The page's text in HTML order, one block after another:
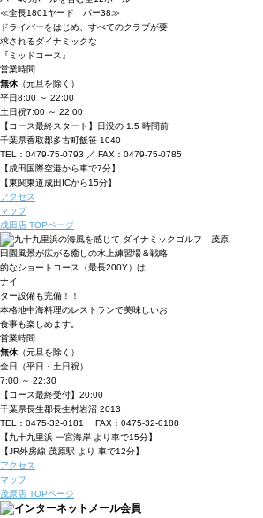
≪全長1801ヤード パー38≫
ドライバーをはじめ、すべてのクラブが要
求されるダイナミックな
『ミッドコース』
営業時間
無休 （元旦を除く）
平日8:00 ～ 22:00
土日祝7:00 ～ 22:00
【コース最終スタート】日没の 1.5 時間前
千葉県香取郡多古町飯笹 1040
TEL：0479-75-0793 ／ FAX：0479-75-0785
【成田国際空港から車で7分】
【東関東道成田ICから15分】
アクセス
マップ
成田店 TOPページ
田園風景が広がる癒しの水上練習場＆戦略
的なショートコース（最長200Y）は
ナイ
ター設備も完備！！
本格地中海料理のレストランで美味しいお
食事も楽しめます。
営業時間
無休 （元旦を除く）
全日（平日・土日祝）
7:00 ～ 22:30
【コース最終受付】20:00
千葉県長生郡長生村岩沼 2013
TEL：0475-32-0181 FAX：0475-32-0188
【九十九里浜 一宮海岸 より車で15分】
【JR外房線 茂原駅 より 車で12分】
アクセス
マップ
茂原店 TOPページ